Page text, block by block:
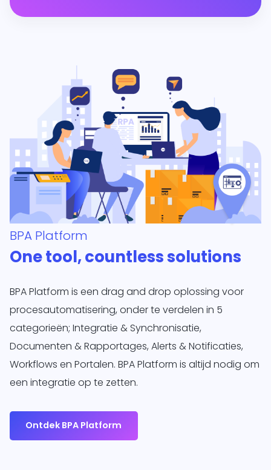
BPA Platform
One tool, countless solutions
BPA Platform is een drag and drop oplossing voor
procesautomatisering, onder te verdelen in 5
categorieën; Integratie & Synchronisatie,
Documenten & Rapportages, Alerts & Notificaties,
Workflows en Portalen. BPA Platform is altijd nodig om
een integratie op te zetten.
Ontdek BPA Platform